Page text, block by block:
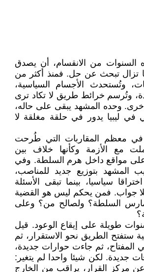
من الانقسام، أن يصدق
ما تزال تبحث عن حل. فمنذ أكثر من
وتُستحدث الأجسام السياسية،
وتُرسم خرائط طريق لا تكاد ترى
وحده المشهد يبقى على حاله،
في ليبيا يدور في حلقة مغلقة لا
في معظم المقاربات التي طُرحت
مع الأزمة وكأنها خلاف بين
مواقع داخل هرم السلطة. وفي
المشهد بتوزيع جديد للمناصب،
سياسيا، بينما تبقى الأسئلة
جواب. فمن يحكم ليس هو القضية
السلطة؟ ولصالح من؟ وعلى
طويلة على إيقاع الوعود. قيل
ستفتح الطريق نحو الاستقرار، ثم
المفتاح، ثم جاءت حوارات جديدة،
جديدة. لكن شيئا واحدا لم يتغير:
مركز القرار، يراقب من الخارج